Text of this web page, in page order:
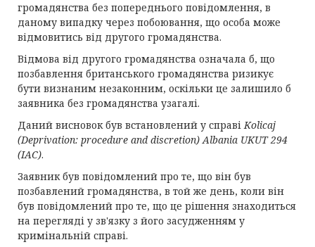
громадянства без попереднього повідомлення, в
даному випадку через побоювання, що особа може
відмовитись від другого громадянства.
Відмова від другого громадянства означала б, що
позбавлення британського громадянства ризикує
бути визнаним незаконним, оскільки це залишило б
заявника без громадянства узагалі.
Даний висновок був встановлений у справіKolicaj
(Deprivation: procedure and discretion) Albania UKUT 294
(IAC).
Заявник був повідомлений про те, що він був
позбавлений громадянства, в той же день, коли він
був повідомлений про те, що це рішення знаходиться
на перегляді у зв'язку з його засудженням у
кримінальній справі.